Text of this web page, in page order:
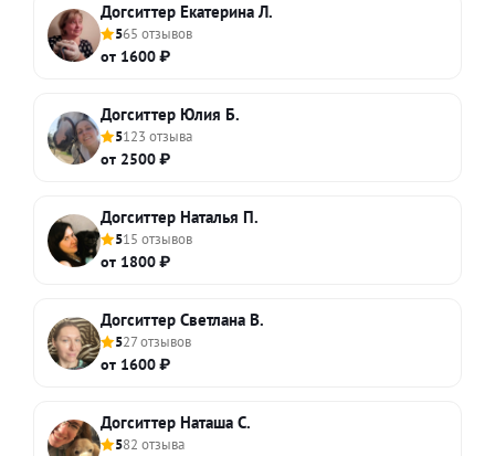
Догситтер Екатерина Л.
565 отзывов
от 1600 ₽
Догситтер Юлия Б.
5123 отзыва
от 2500 ₽
Догситтер Наталья П.
515 отзывов
от 1800 ₽
Догситтер Светлана В.
527 отзывов
от 1600 ₽
Догситтер Наташа С.
582 отзыва